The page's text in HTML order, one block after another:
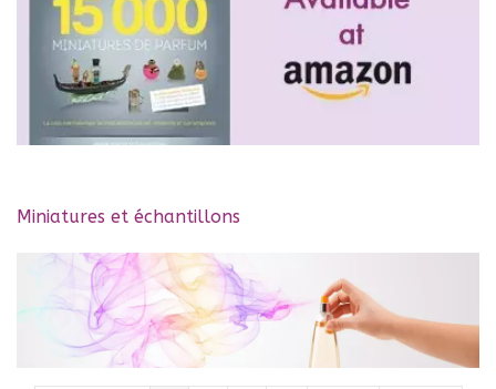
Miniatures et échantillons